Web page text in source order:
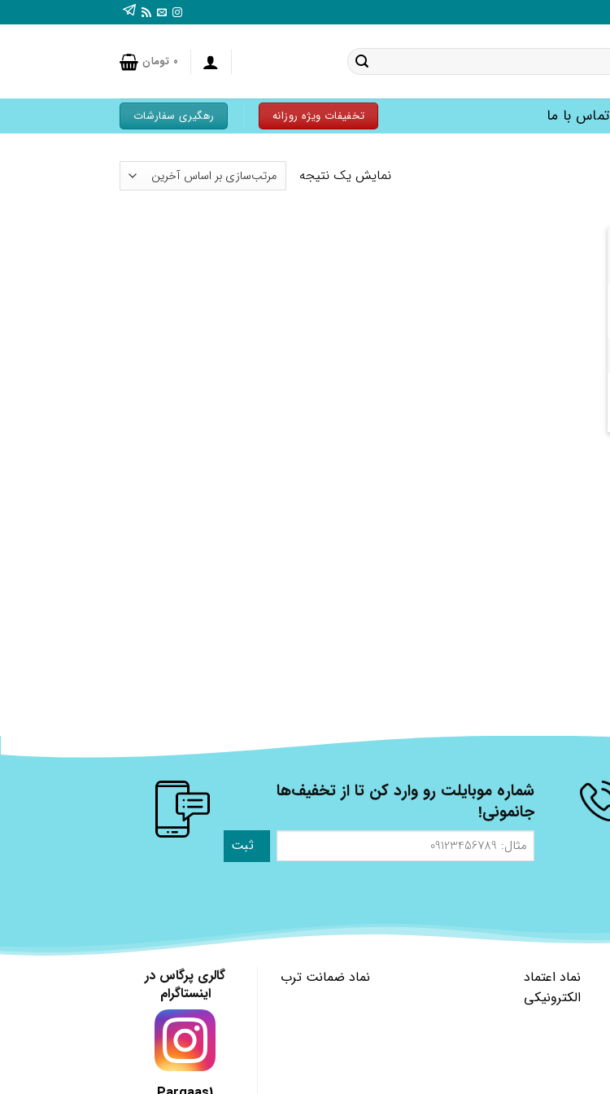
۰ تومان
تماس با ما تخفیفات ویژه روزانه رهگیری سفارشات
نمایش یک نتیجه
شماره موبایلت رو وارد کن تا از تخفیف‌ها
جانمونی!
مثال:
09123456789
نماد اعتماد
الکترونیکی
نماد ضمانت ترب
گالری پرگاس در
اینستاگرام